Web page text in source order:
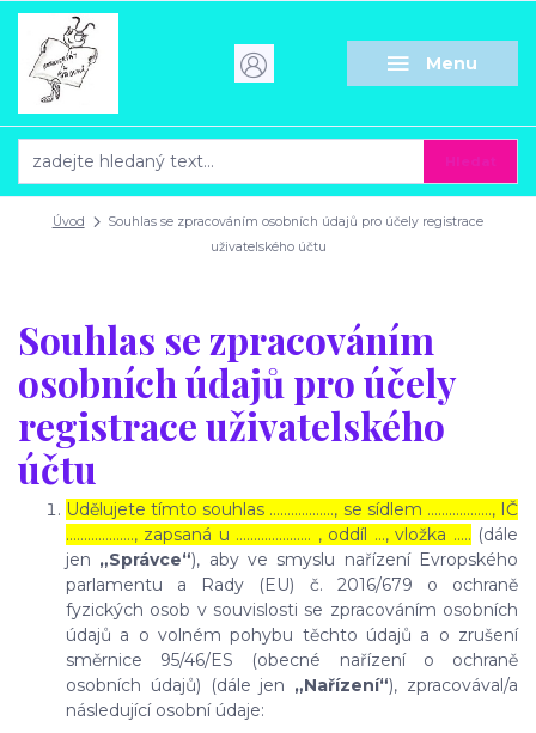
Menu
Úvod
Souhlas se zpracováním osobních údajů pro účely registrace
uživatelského účtu
Souhlas se zpracováním
osobních údajů pro účely
registrace uživatelského
účtu
Udělujete tímto souhlas ……………..., se sídlem ………………, IČ
………………., zapsaná u ………………… , oddíl …, vložka ….. (dále
jen „Správce“), aby ve smyslu nařízení Evropského
parlamentu a Rady (EU) č. 2016/679 o ochraně
fyzických osob v souvislosti se zpracováním osobních
údajů a o volném pohybu těchto údajů a o zrušení
směrnice 95/46/ES (obecné nařízení o ochraně
osobních údajů) (dále jen „Nařízení“), zpracovával/a
následující osobní údaje: